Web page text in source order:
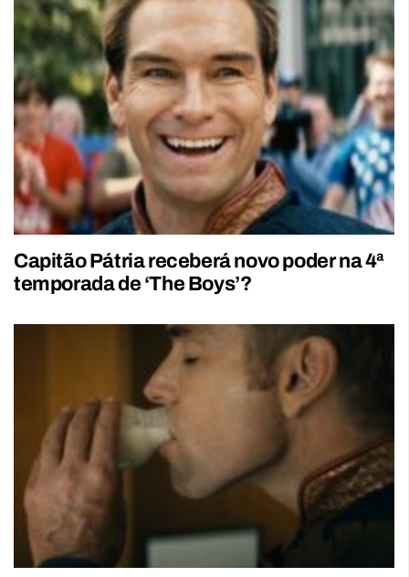
Capitão Pátria receberá novo poder na 4ª
temporada de ‘The Boys’?